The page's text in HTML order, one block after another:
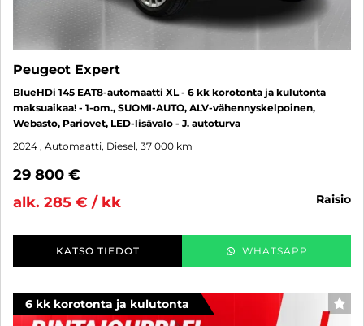
Peugeot Expert
BlueHDi 145 EAT8-automaatti XL - 6 kk korotonta ja kulutonta
maksuaikaa! - 1-om., SUOMI-AUTO, ALV-vähennyskelpoinen,
Webasto, Pariovet, LED-lisävalo - J. autoturva
2024 , Automaatti, Diesel, 37 000 km
29 800 €
alk. 285 € / kk
raisio
KATSO TIEDOT WHATSAPP
6 kk korotonta ja kulutonta